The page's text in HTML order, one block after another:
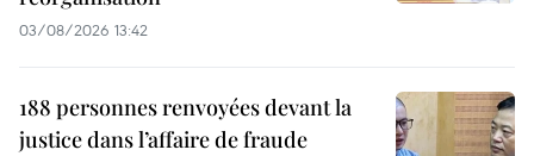
03/08/2026 13:42
188 personnes renvoyées devant la
justice dans l’affaire de fraude